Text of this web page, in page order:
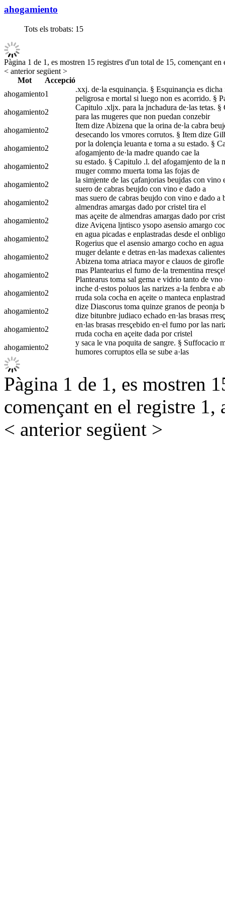
ahogamiento
Tots els trobats: 15
Pàgina 1 de 1, es mostren 15 registres d'un total de 15, començant en
< anteriorsegüent >
Mot
Accepció
ahogamiento1
.xxj. de·la esquinançia. § Esquinançia es
peligrosa e mortal si luego non es acorrido. §
ahogamiento2
Capitulo .xljx. para la jnchadura de·las tetas.
para las mugeres que non puedan conzebir
ahogamiento2
Item dize Abizena que la orina de·la cabra
desecando los vmores corrutos. § Item dize
ahogamiento2
por la dolençia leuanta e torna a su estado. §
afogamjento de·la madre quando cae la
ahogamiento2
su estado. § Capitulo .l. del afogamjento de la
muger commo muerta toma las fojas de
ahogamiento2
la simjente de las çafanjorias beujdas con vino
suero de cabras beujdo con vino e dado a
ahogamiento2
mas suero de cabras beujdo con vino e dado
almendras amargas dado por cristel tira el
ahogamiento2
mas açeite de almendras amargas dado por
dize Aviçena ljntisco ysopo asensio amargo
ahogamiento2
en agua picadas e enplastradas desde el
Rogerius que el asensio amargo cocho en
ahogamiento2
muger delante e detras en·las madexas
Abizena toma atriaca mayor e clauos de girofle
ahogamiento2
mas Plantearius el fumo de·la trementina
Plantearus toma sal gema e vidrio tanto de vno
ahogamiento2
inche d·estos poluos las narizes a·la fenbra e
rruda sola cocha en açeite o manteca
ahogamiento2
dize Diascorus toma quinze granos de peonja
dize bitunbre judiaco echado en·las brasas
ahogamiento2
en·las brasas rresçebido en·el fumo por las
rruda cocha en açeite dada por cristel
ahogamiento2
y saca le vna poquita de sangre. § Suffocacio
humores corruptos ella se sube a·las
Pàgina 1 de 1, es mostren
començant en el registre 1,
< anterior següent >